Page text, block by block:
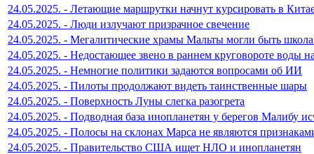
24.05.2025. - Летающие маршрутки начнут курсировать в
24.05.2025. - Люди излучают призрачное свечение
24.05.2025. - Мегалитические храмы Мальты могли быть
24.05.2025. - Недостающее звено в раннем круговороте воды
24.05.2025. - Немногие политики задаются вопросами об ИИ
24.05.2025. - Пилоты продолжают видеть таинственные шары
24.05.2025. - Поверхность Луны слегка разогрета
24.05.2025. - Подводная база инопланетян у берегов Малибу
24.05.2025. - Полосы на склонах Марса не являются
24.05.2025. - Правительство США ищет НЛО и инопланетян